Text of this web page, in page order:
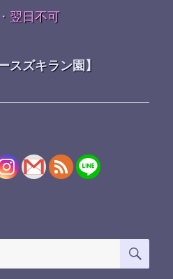
翌日不可
スズキラン園】
検